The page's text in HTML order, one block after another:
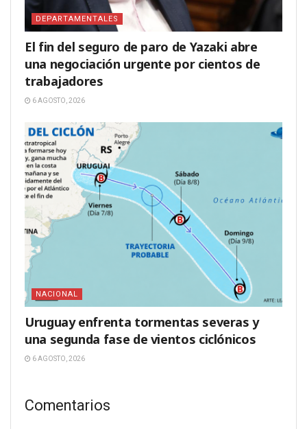
DEPARTAMENTALES
El fin del seguro de paro de Yazaki abre
una negociación urgente por cientos de
trabajadores
6 AGOSTO, 2026
NACIONAL
Uruguay enfrenta tormentas severas y
una segunda fase de vientos ciclónicos
6 AGOSTO, 2026
Comentarios